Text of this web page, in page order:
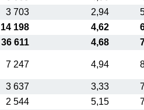
3 703 2,94
14 198 4,62
36 611 4,68
7 247 4,94
3 637 3,33
2 544 5,15